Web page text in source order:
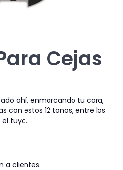
Cejas
ahí, enmarcando tu cara,
con estos 12 tonos, entre los
tuyo.
a clientes.